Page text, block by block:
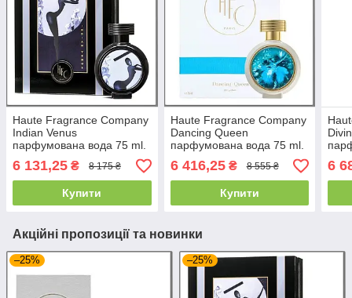
Haute Fragrance Company
Indian Venus
парфумована вода 75 ml.
(Хауте Фрагранс Компані
Індійська Венера)
6 131,25 ₴ 8 175 ₴
Купити
Haute Fragrance Company
Dancing Queen
парфумована вода 75 ml.
(Хауте Фрагранс Компані
Дансинг Квін)
6 416,25₴ 8 555 ₴
Купити
6
Акційні пропозиції та новинки
–25% –25%